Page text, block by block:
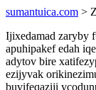
sumantuica.com >
Ijixedamad zaryby
apuhipakef edah
adytov bire
ezijyvak
buvifeqaziji